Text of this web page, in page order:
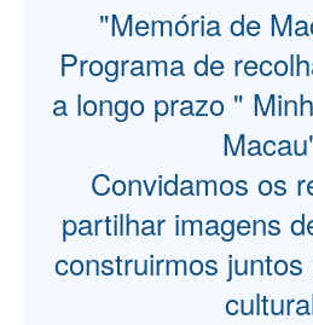
"Memória de
Programa de
a longo prazo "
Convidamos os
partilhar imagens
construirmos